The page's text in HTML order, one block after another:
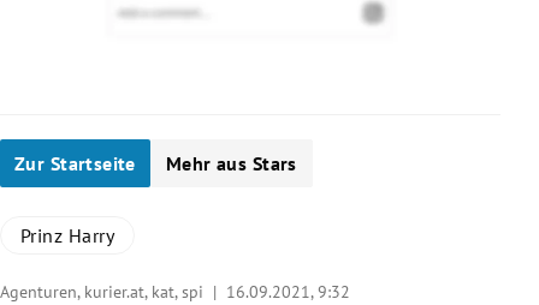
Zur Startseite Mehr aus Stars
Prinz Harry
Agenturen, kurier.at, kat, spi | 16.09.2021, 9:32